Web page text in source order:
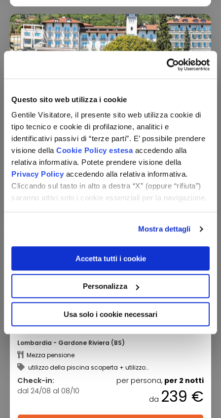
Questo sito web utilizza i cookie
Gentile Visitatore, il presente sito web utilizza cookie di
tipo tecnico e cookie di profilazione, analitici e
identificativi passivi di “terze parti”. E’ possibile prendere
visione della Cookie Policy estesaaccedendo alla
relativa informativa. Potete prendere visione della
Privacy Policy accedendo alla relativa informativa.
Cliccando sul tasto in alto a destra “X” (oppure “rifiuta”)
saranno attivi solo i cookie essenziali per la navigazione.
Mostra dettagli
Accetta tutti i cookie
Personalizza
Usa solo i cookie necessari
Hotel Savoy Palace
Lombardia - Gardone Riviera (BS)
Mezza pensione
utilizzo del centro benessere + utilizzo della piscina
Check-in:
dal 24/08 al 15/10
per persona, per 2 notti
269 €
Lombardia - Gardone Riviera (BS)
Mezza pensione
utilizzo della piscina scoperta + utilizzo
Check-in:
dal 24/08 al 08/10
per persona, per 2 notti
da 239 €